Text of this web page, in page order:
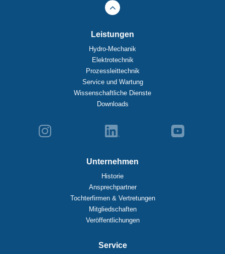
Leistungen
Hydro-Mechanik
Elektrotechnik
Prozessleittechnik
Service und Wartung
Wissenschaftliche Dienste
Downloads
Unternehmen
Historie
Ansprechpartner
Tochterfirmen & Vertretungen
Mitgliedschaften
Veröffentlichungen
Service